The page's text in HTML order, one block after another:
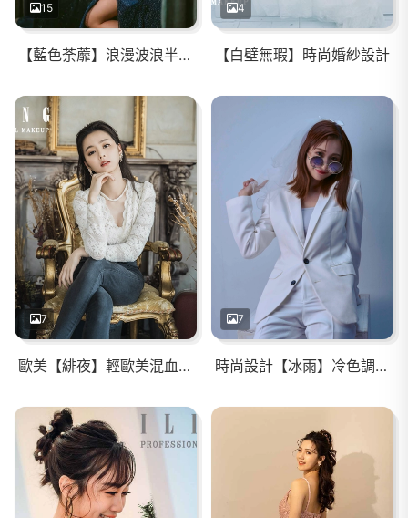
15
【藍色荼蘼】浪漫波浪半頭編髮/紅棕魅力眼妝
4
【白壁無瑕】時尚婚紗設計
7
歐美【緋夜】輕歐美混血妝容/時尚油頭
7
時尚設計【冰雨】冷色調唇色/濕髮感